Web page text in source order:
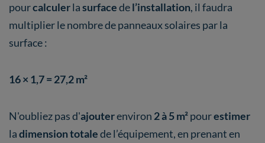
pourcalculerlasurfacedel’installation, il faudra
multiplier le nombre de panneaux solaires par la
surface :
16 × 1,7 = 27,2 m²
N'oubliez pas d'ajouterenviron2 à 5 m²pourestimer
ladimension totalede l’équipement, en prenant en